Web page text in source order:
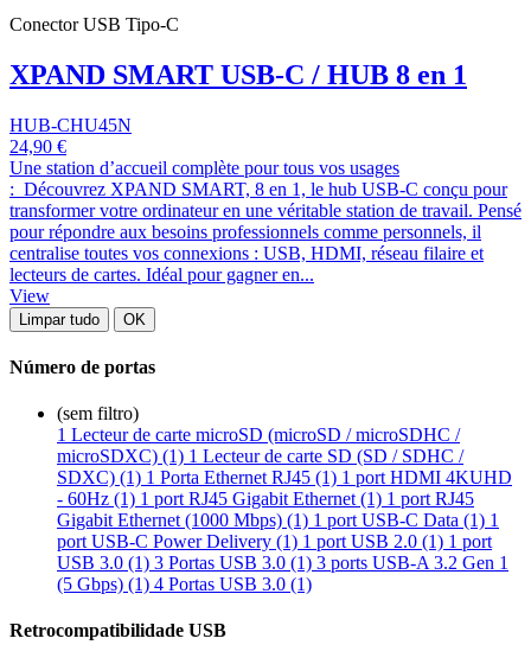
Conector USB Tipo-C
XPAND SMART USB-C / HUB 8 en 1
HUB-CHU45N
24,90 €
Une station d’accueil complète pour tous vos usages
: Découvrez XPAND SMART, 8 en 1, le hub USB-C conçu pour
transformer votre ordinateur en une véritable station de travail. Pensé
pour répondre aux besoins professionnels comme personnels, il
centralise toutes vos connexions : USB, HDMI, réseau filaire et
lecteurs de cartes. Idéal pour gagner en...
View
Limpar tudo OK
Número de portas
(sem filtro)
1 Lecteur de carte microSD (microSD / microSDHC /
microSDXC) (1) 1 Lecteur de carte SD (SD / SDHC /
SDXC) (1) 1 Porta Ethernet RJ45 (1) 1 port HDMI 4KUHD
- 60Hz (1) 1 port RJ45 Gigabit Ethernet (1) 1 port RJ45
Gigabit Ethernet (1000 Mbps) (1) 1 port USB-C Data (1) 1
port USB-C Power Delivery (1) 1 port USB 2.0 (1) 1 port
USB 3.0 (1) 3 Portas USB 3.0 (1) 3 ports USB-A 3.2 Gen 1
(5 Gbps) (1) 4 Portas USB 3.0 (1)
Retrocompatibilidade USB